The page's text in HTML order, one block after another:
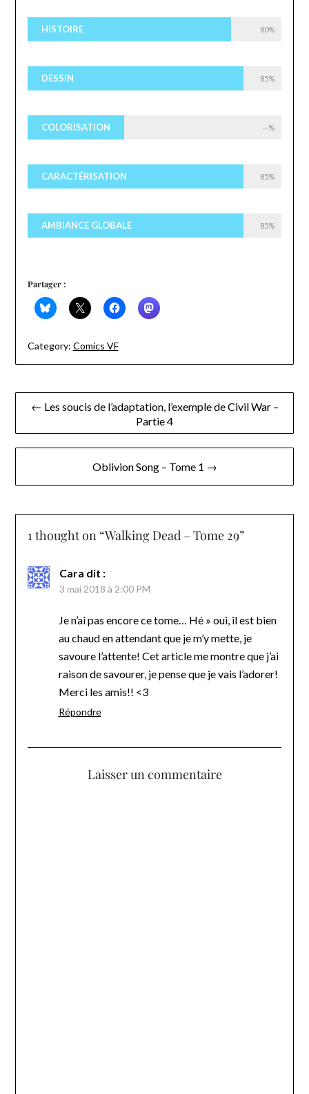
HISTOIRE 80%
DESSIN 85%
COLORISATION --%
CARACTÉRISATION 85%
AMBIANCE GLOBALE 85%
Partager :
Category: Comics VF
Navigation
l’article
← Les soucis de l’adaptation, l’exemple de Civil War –
Partie 4
Oblivion Song – Tome 1 →
1 thought on “Walking Dead – Tome 29”
Cara dit :
3 mai 2018 à 2:00 PM
Je n’ai pas encore ce tome… Hé » oui, il est bien
au chaud en attendant que je m’y mette, je
savoure l’attente! Cet article me montre que j’ai
raison de savourer, je pense que je vais l’adorer!
Merci les amis!! <3
Répondre
Laisser un commentaire